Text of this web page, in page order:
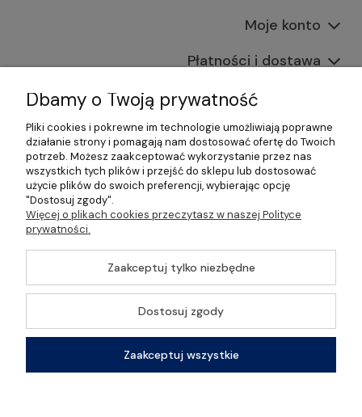
Moje konto
Płatności i dostawa
Informacje
O nas
©2026 Wszelkie Prawa Zastrzeżone | Gastrosklep |
Wyposażenie gastronomii, restauracji oraz barów
Szablon Master byEcommercy
Pokaż pełną wersję strony
Sklep internetowy Shoper Premium
Dbamy o Twoją prywatność
Pliki cookies i pokrewne im technologie umożliwiają poprawne
działanie strony i pomagają nam dostosować ofertę do Twoich
potrzeb. Możesz zaakceptować wykorzystanie przez nas
wszystkich tych plików i przejść do sklepu lub dostosować
użycie plików do swoich preferencji, wybierając opcję
"Dostosuj zgody".
Więcej o plikach cookies przeczytasz w naszej Polityce
prywatności.
Zaakceptuj tylko niezbędne
Dostosuj zgody
Zaakceptuj wszystkie